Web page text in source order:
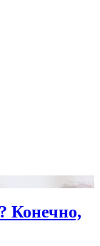
Конечно,